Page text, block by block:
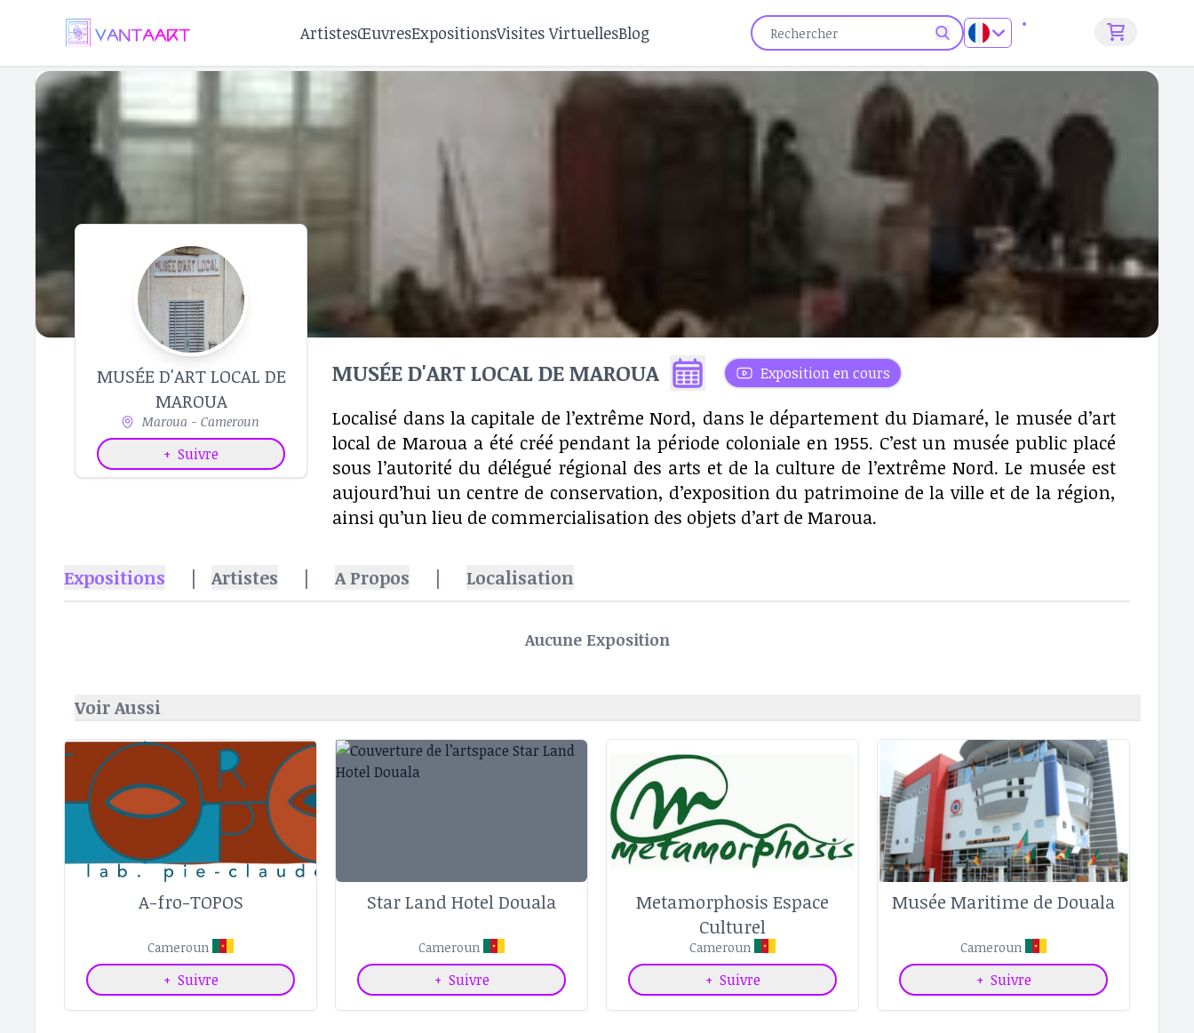
ArtistesŒuvresExpositionsVisites VirtuellesBlog
MUSÉE D'ART LOCAL DE
MAROUA
Maroua - Cameroun
+ Suivre
MUSÉE D'ART LOCAL DE MAROUA Exposition en cours
Localisé dans la capitale de l’extrême Nord, dans le département du Diamaré, le musée d’art
local de Maroua a été créé pendant la période coloniale en 1955. C’est un musée public placé
sous l’autorité du délégué régional des arts et de la culture de l’extrême Nord. Le musée est
aujourd’hui un centre de conservation, d’exposition du patrimoine de la ville et de la région,
ainsi qu’un lieu de commercialisation des objets d’art de Maroua.
Expositions | Artistes | A Propos | Localisation
Aucune Exposition
Voir Aussi
A-fro-TOPOS
Cameroun
+ Suivre
Star Land Hotel Douala
Cameroun
+ Suivre
Metamorphosis Espace
Culturel
Cameroun
+ Suivre
Musée Maritime de Douala
Cameroun
+ Suivre